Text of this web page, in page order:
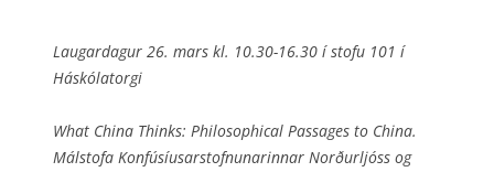
Laugardagur 26. mars kl. 10.30-16.30 í stofu 101 í
Háskólatorgi
What China Thinks: Philosophical Passages to China.
Málstofa Konfúsíusarstofnunarinnar Norðurljóss og